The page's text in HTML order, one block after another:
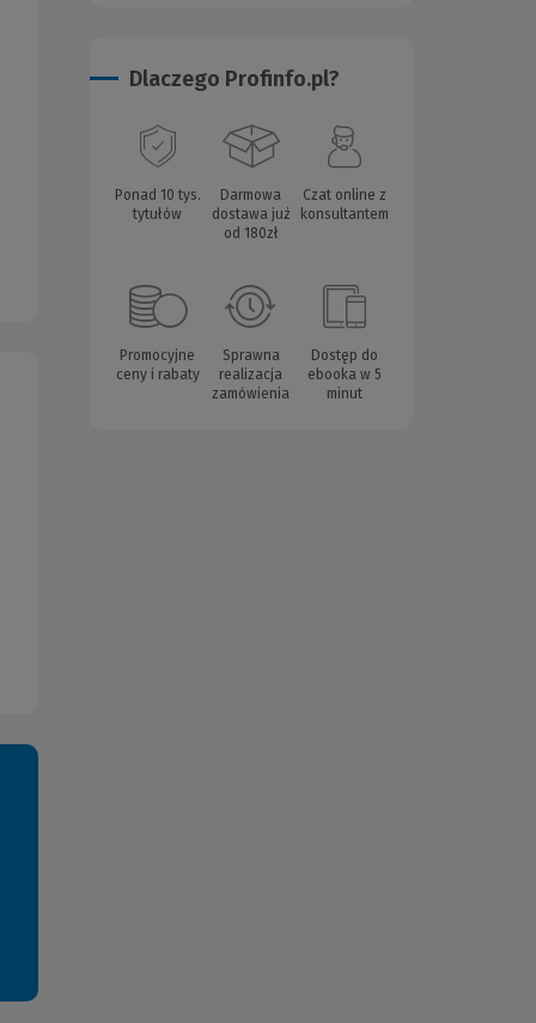
Dlaczego Profinfo.pl?
Ponad 10 tys.
tytułów
Darmowa
dostawa już
od 180zł
Czat online z
konsultantem
Promocyjne
ceny i rabaty
Sprawna
realizacja
zamówienia
Dostęp do
ebooka w 5
minut